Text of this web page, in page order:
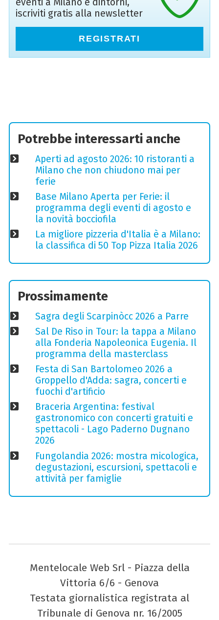
iscriviti gratis alla newsletter
REGISTRATI
Potrebbe interessarti anche
Aperti ad agosto 2026: 10 ristoranti a
Milano che non chiudono mai per
ferie
Base Milano Aperta per Ferie: il
programma degli eventi di agosto e
la novità bocciofila
La migliore pizzeria d'Italia è a Milano:
la classifica di 50 Top Pizza Italia 2026
Prossimamente
Sagra degli Scarpinòcc 2026 a Parre
Sal De Riso in Tour: la tappa a Milano
alla Fonderia Napoleonica Eugenia. Il
programma della masterclass
Festa di San Bartolomeo 2026 a
Groppello d'Adda: sagra, concerti e
fuochi d'artificio
Braceria Argentina: festival
gastronomico con concerti gratuiti e
spettacoli - Lago Paderno Dugnano
2026
Fungolandia 2026: mostra micologica,
degustazioni, escursioni, spettacoli e
attività per famiglie
Mentelocale Web Srl - Piazza della
Vittoria 6/6 - Genova
Testata giornalistica registrata al
Tribunale di Genova nr. 16/2005